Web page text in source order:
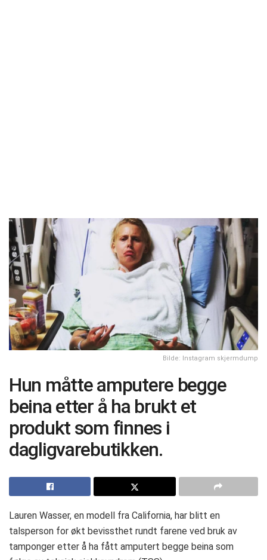
Bilde: Instagram skjermdump
Hun måtte amputere begge
beina etter å ha brukt et
produkt som finnes i
dagligvarebutikken.
Lauren Wasser, en modell fra California, har blitt en
talsperson for økt bevissthet rundt farene ved bruk av
tamponger etter å ha fått amputert begge beina som